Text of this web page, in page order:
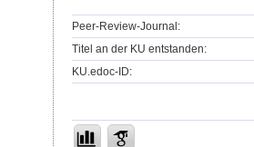
Peer-Review-Journal:
Titel an der KU entstanden:
KU.edoc-ID: